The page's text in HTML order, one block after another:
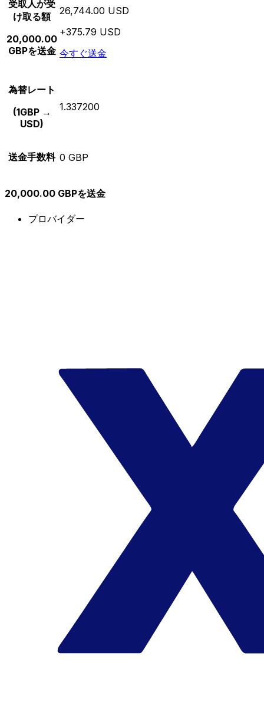
受取人が受
け取る額
20,000.00
GBPを送金
26,744.00 USD
+375.79 USD
今すぐ送金
為替レート
(1GBP →
USD)
1.337200
送金手数料 0 GBP
20,000.00 GBPを送金
プロバイダー